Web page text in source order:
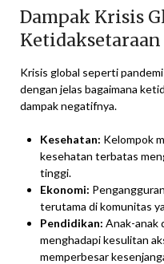
Dampak Krisis
Ketidaksetaraan
Krisis global seperti
dengan jelas bagaimana
dampak negatifnya.
Kesehatan: Kelompok
kesehatan terbatas
tinggi.
Ekonomi:
terutama di komunitas
Pendidikan: Anak-anak
menghadapi kesulitan
memperbesar